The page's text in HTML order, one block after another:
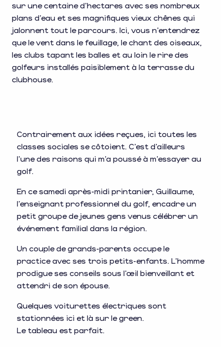
sur une centaine d’hectares avec ses nombreux
plans d’eau et ses magnifiques vieux chênes qui
jalonnent tout le parcours. Ici, vous n’entendrez
que le vent dans le feuillage, le chant des oiseaux,
les clubs tapant les balles et au loin le rire des
golfeurs installés paisiblement à la terrasse du
clubhouse.
Contrairement aux idées reçues, ici toutes les
classes sociales se côtoient. C’est d’ailleurs
l’une des raisons qui m’a poussé à m’essayer au
golf.
En ce samedi après-midi printanier, Guillaume,
l’enseignant professionnel du golf, encadre un
petit groupe de jeunes gens venus célébrer un
événement familial dans la région.
Un couple de grands-parents occupe le
practice avec ses trois petits-enfants. L’homme
prodigue ses conseils sous l’œil bienveillant et
attendri de son épouse.
Quelques voiturettes électriques sont
stationnées ici et là sur le green.
Le tableau est parfait.